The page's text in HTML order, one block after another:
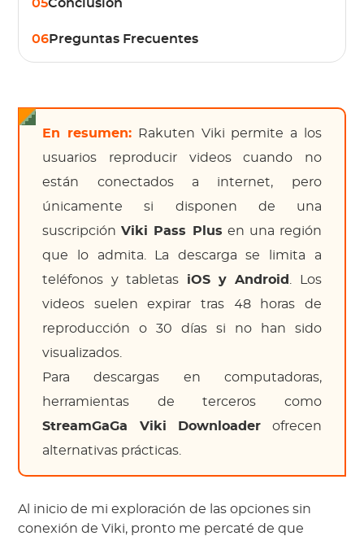
05Conclusión
06Preguntas Frecuentes
En resumen: Rakuten Viki permite a los
usuarios reproducir videos cuando no
están conectados a internet, pero
únicamente si disponen de una
suscripciónViki Pass Plus en una región
que lo admita. La descarga se limita a
teléfonos y tabletas iOS y Android
. Los
videos suelen expirar tras 48 horas de
reproducción o 30 días si no han sido
visualizados.
Para descargas en computadoras,
herramientas de terceros como
StreamGaGa Viki Downloader ofrecen
alternativas prácticas.
Al inicio de mi exploración de las opciones sin
conexión de Viki, pronto me percaté de que